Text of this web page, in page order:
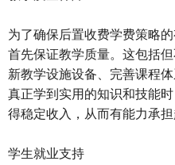
为了确保后置收费学费策略
首先保证教学质量。这包括
新教学设施设备、完善课程
真正学到实用的知识和技能
得稳定收入，从而有能力承担
学生就业支持